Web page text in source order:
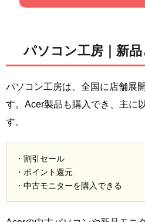
パソコン工房｜新
パソコン工房は、全国に店舗展
す。Acer製品も購入でき、主に
す。
・割引セール
・ポイント還元
・中古モニターを購入できる